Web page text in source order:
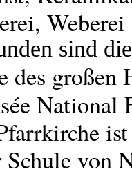
sind
des
National
von